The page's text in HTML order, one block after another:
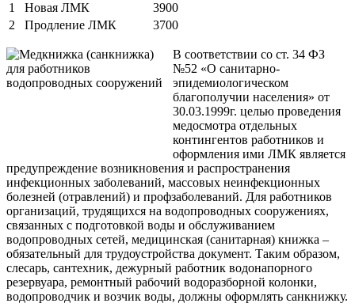
1
Новая ЛМК
3900
2
Продление ЛМК 3700
В соответствии со ст. 34 ФЗ
№52 «О санитарно-
эпидемиологическом
благополучии населения» от
30.03.1999г. целью проведения
медосмотра отдельных
контингентов работников и
оформления ими ЛМК является
предупреждение возникновения и распростра­нения
инфекционных заболеваний, массовых неинфек­ционных
болезней (отравлений) и профзаболеваний. Для работников
организаций, трудящихся на водопроводных сооружениях,
связанных с подготовкой воды и обслуживанием
водопроводных сетей, медицинская (санитарная) книжка –
обязательный для трудоустройства документ. Таким образом,
слесарь, сантехник, дежурный работник водонапорного
резервуара, ремонтный рабочий водоразборной колонки,
водопроводчик и возчик воды, должны оформлять санкнижку.